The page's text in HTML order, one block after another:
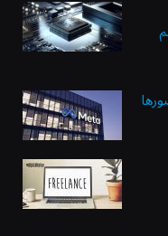
المحادثات
إلى مومباي